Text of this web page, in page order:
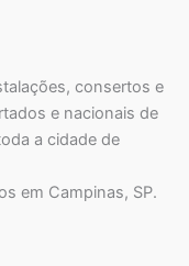
consertos e
e nacionais de
a cidade de
em Campinas, SP.